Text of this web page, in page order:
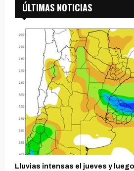
ÚLTIMAS NOTICIAS
Lluvias intensas el jueves y